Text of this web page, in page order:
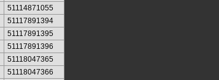
51114871055
51117891394
51117891395
51117891396
51118047365
51118047366